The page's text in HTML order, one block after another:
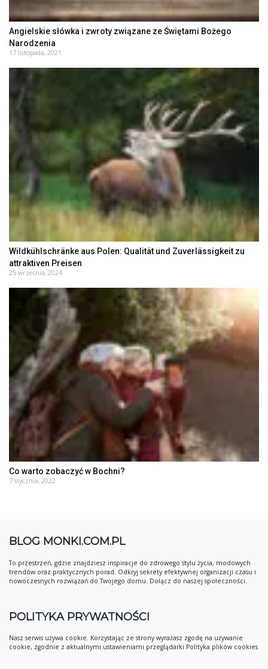
Angielskie słówka i zwroty związane ze Świętami Bożego
Narodzenia
17 listopada, 2021
Wildkühlschränke aus Polen: Qualität und Zuverlässigkeit zu
attraktiven Preisen
25 września, 2024
Co warto zobaczyć w Bochni?
7 stycznia, 2022
BLOG MONKI.COM.PL
To przestrzeń, gdzie znajdziesz inspiracje do zdrowego stylu życia, modowych
trendów oraz praktycznych porad. Odkryj sekrety efektywnej organizacji czasu i
nowoczesnych rozwiązań do Twojego domu. Dołącz do naszej społeczności.
POLITYKA PRYWATNOŚCI
Nasz serwis używa cookie. Korzystając ze strony wyrażasz zgodę na używanie
cookie, zgodnie z aktualnymi ustawieniami przeglądarki Polityka plików cookies